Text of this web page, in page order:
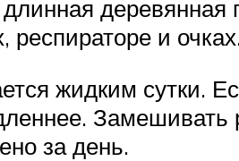
длинная
респираторе и
жидким сутки.
Замешивать
за день.